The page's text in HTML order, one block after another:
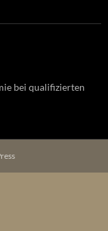
bei qualifizierten